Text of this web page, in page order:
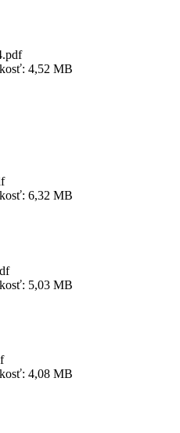
4,52 MB
6,32 MB
5,03 MB
4,08 MB